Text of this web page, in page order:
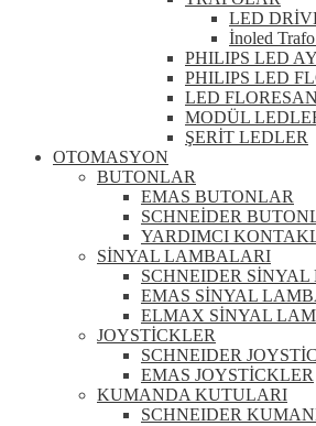
LED
İnoled
PHILIPS LED
PHILIPS LED
LED
MODÜL
ŞERİT LEDLER
OTOMASYON
BUTONLAR
EMAS BUTONLAR
SCHNEİDER
YARDIMCI
SİNYAL LAMBALARI
SCHNEIDER
EMAS SİNYAL
ELMAX SİNYAL
JOYSTİCKLER
SCHNEIDER
EMAS JOYSTİCKLER
KUMANDA KUTULARI
SCHNEIDER